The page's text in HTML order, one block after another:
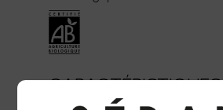
CARACTÉRISTIQUES